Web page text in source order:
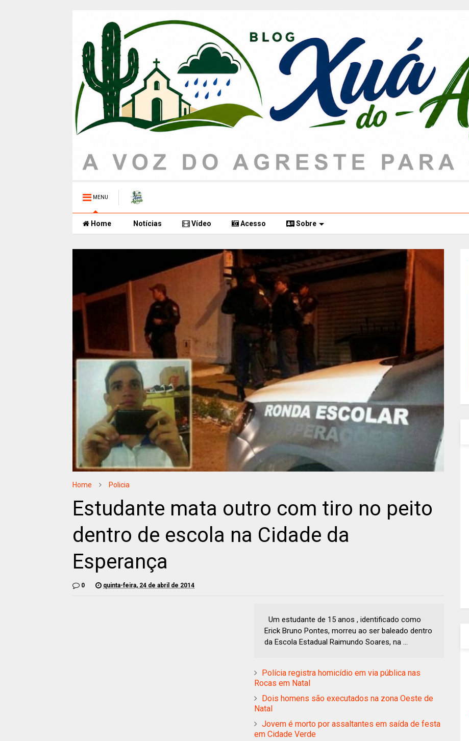
MENU
Home Notícias Vídeo Acesso Sobre
Home Policia
Estudante mata outro com tiro no peito
dentro de escola na Cidade da
Esperança
0 quinta-feira, 24 de abril de 2014
Um estudante de 15 anos , identificado como
Erick Bruno Pontes, morreu ao ser baleado dentro
da Escola Estadual Raimundo Soares, na ...
Polícia registra homicídio em via pública nas
Rocas em Natal
Dois homens são executados na zona Oeste de
Natal
Jovem é morto por assaltantes em saída de festa
em Cidade Verde